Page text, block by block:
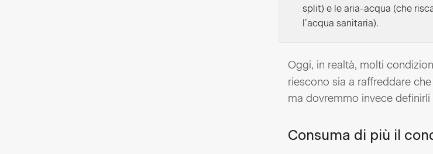
split) e le aria-acqua (che
l’acqua sanitaria).
Oggi, in realtà, molti
riescono sia a raffreddare
ma dovremmo invece
Consuma di più il